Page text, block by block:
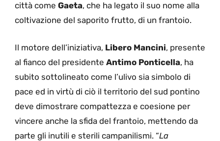
città come Gaeta, che ha legato il suo nome alla
coltivazione del saporito frutto, di un frantoio.
Il motore dell’iniziativa, Libero Mancini, presente
al fianco del presidente Antimo Ponticella, ha
subito sottolineato come l’ulivo sia simbolo di
pace ed in virtù di ciò il territorio del sud pontino
deve dimostrare compattezza e coesione per
vincere anche la sfida del frantoio, mettendo da
parte gli inutili e sterili campanilismi. “La